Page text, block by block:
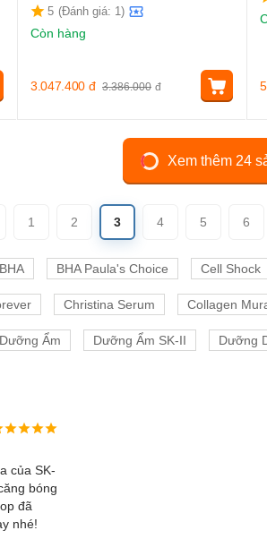
5 (Đánh giá: 1)
Còn hàng
3.386.000 đ
3.047.400 đ
Xem thêm 24
1 2 3 4 5 6
BHA BHA Paula's Choice Cell Shock
Christina Serum Collagen
Dưỡng Ẩm Dưỡng Ẩm SK-II Dưỡng
của SK-
bóng
đã
nhé!